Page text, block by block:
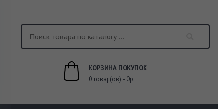
КОРЗИНА ПОКУПОК
0 товар(ов) - 0р.